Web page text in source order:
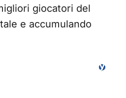
giocatori del
e accumulando